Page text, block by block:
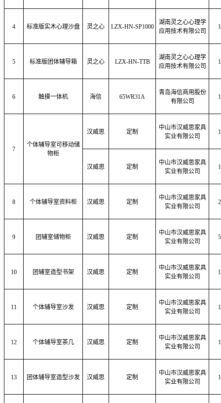
4 标准版实木心理沙盘 灵之心 LZX-HN-SP1000
湖南灵之心心理学
应用技术有限公司
1
5 标准版团体辅导箱 灵之心 LZX-HN-TTB
湖南灵之心心理学
应用技术有限公司
1
6 触摸一体机 海信 65WR31A
青岛海信商用股份
有限公司
1
7
个体辅导室可移动储
物柜
汉威思 定制
中山市汉威思家具
实业有限公司
1
汉威思 定制
中山市汉威思家具
实业有限公司
1
8 个体辅导室资料柜 汉威思 定制
中山市汉威思家具
实业有限公司
2
9 团辅室储物柜 汉威思 定制
中山市汉威思家具
实业有限公司
5
10 团辅室造型书架 汉威思 定制
中山市汉威思家具
实业有限公司
1
11 个体辅导室沙发 汉威思 定制
中山市汉威思家具
实业有限公司
1
12 个体辅导室茶几 汉威思 定制
中山市汉威思家具
实业有限公司
1
13 团体辅导室造型沙发 汉威思 定制
中山市汉威思家具
实业有限公司
1